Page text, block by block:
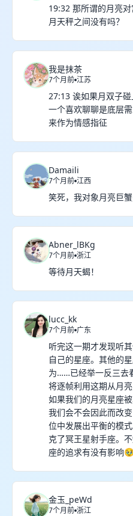
19:32 那所谓的月亮
月天秤之间没有吗？
我是抹茶
7个月前 江苏
27:13 诶如果月双子碰
一个喜欢聊聊是底层
来作为情感指征
Damaili
7个月前 江西
笑死，我对象月亮巨
Abner_lBKg
7个月前 浙江
等待月天蝎！
lucc_kk
7个月前 广东
听完这一期才发现听
自己的星座。其他的
为……已经举一反三去
将逐帧利用这期从月
如果我们的月亮星座
我们会不会因此而改
位中发展出平衡的模
克了冥王星射手座。
座的追求有没有影响
金玉_peWd
7个月前 浙江